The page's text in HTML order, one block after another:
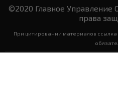
©2020 Главное Управление
права
При цитировании материалов